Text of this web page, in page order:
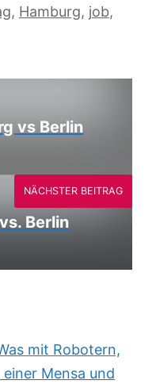
, Hamburg, job,
vs Berlin
Berlin
NÄCHSTER BEITRAG
mit Robotern,
Mensa und